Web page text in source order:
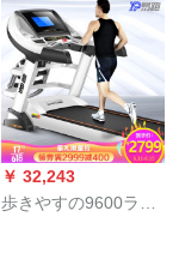
￥ 32,243
歩きやすの9600ラン